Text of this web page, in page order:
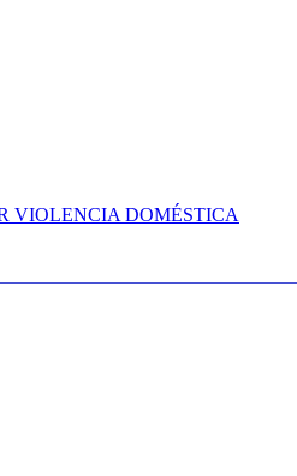
VIOLENCIA DOMÉSTICA